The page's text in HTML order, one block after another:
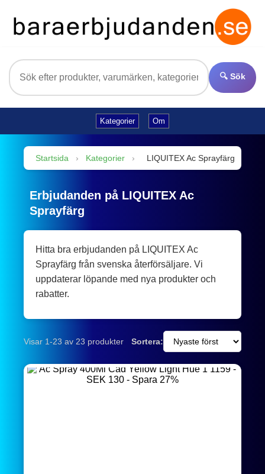
🔍 Sök
Kategorier Om
Startsida › Kategorier › LIQUITEX Ac Sprayfärg
Erbjudanden på LIQUITEX Ac
Sprayfärg
Hitta bra erbjudanden på LIQUITEX Ac
Sprayfärg från svenska återförsäljare. Vi
uppdaterar löpande med nya produkter och
rabatter.
Visar 1-23 av 23 produkter Sortera: